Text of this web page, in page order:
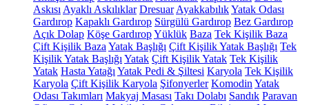
Askısı Ayaklı Askılıklar Dresuar AyakkabılıkYatak Odası
Gardırop Kapaklı Gardırop Sürgülü Gardırop Bez Gardırop
Açık Dolap Köşe GardıropYüklük Baza Tek Kişilik Baza
Çift Kişilik Baza Yatak Başlığı Çift Kişilik Yatak Başlığı Tek
Kişilik Yatak Başlığı Yatak Çift Kişilik Yatak Tek Kişilik
Yatak Hasta Yatağı Yatak Pedi & Şiltesi Karyola Tek Kişilik
Karyola Çift Kişilik Karyola Şifonyerler Komodin Yatak
Odası Takımları Makyaj Masası Takı Dolabı Sandık Paravan